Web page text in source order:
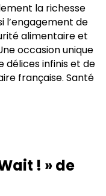
la richesse
l’engagement de
alimentaire et
occasion unique
délices infinis et de
française. Santé
! » de